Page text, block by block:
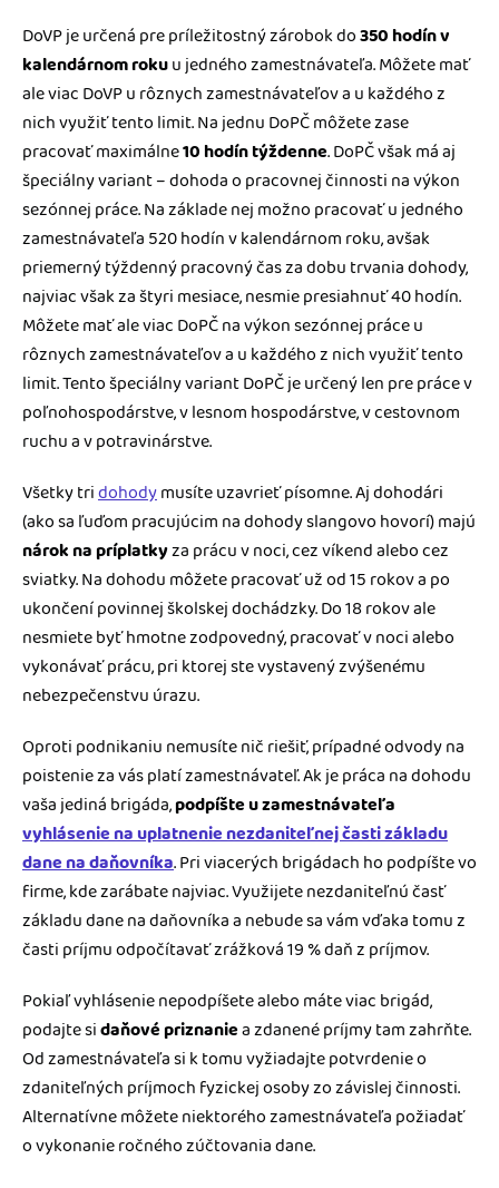
DoVP je určená pre príležitostný zárobok do350 hodín v
kalendárnom rokuu jedného zamestnávateľa. Môžete mať
ale viac DoVP u rôznych zamestnávateľov a u každého z
nich využiť tento limit. Na jednu DoPČ môžete zase
pracovať maximálne10 hodín týždenne. DoPČ však má aj
špeciálny variant – dohoda o pracovnej činnosti na výkon
sezónnej práce. Na základe nej možno pracovať u jedného
zamestnávateľa 520 hodín v kalendárnom roku, avšak
priemerný týždenný pracovný čas za dobu trvania dohody,
najviac však za štyri mesiace, nesmie presiahnuť 40 hodín.
Môžete mať ale viac DoPČ na výkon sezónnej práce u
rôznych zamestnávateľov a u každého z nich využiť tento
limit. Tento špeciálny variant DoPČ je určený len pre práce v
poľnohospodárstve, v lesnom hospodárstve, v cestovnom
ruchu a v potravinárstve.
Všetky tridohodymusíte uzavrieť písomne. Aj dohodári
(ako sa ľuďom pracujúcim na dohody slangovo hovorí) majú
nárok na príplatkyza prácu v noci, cez víkend alebo cez
sviatky. Na dohodu môžete pracovať už od 15 rokov a po
ukončení povinnej školskej dochádzky. Do 18 rokov ale
nesmiete byť hmotne zodpovedný, pracovať v noci alebo
vykonávať ​​prácu, pri ktorej ste vystavený zvýšenému
nebezpečenstvu úrazu.
Oproti podnikaniu nemusíte nič riešiť, prípadné odvody na
poistenie za vás platí zamestnávateľ. Ak je práca na dohodu
vaša jediná brigáda,podpíšte u zamestnávateľa
vyhlásenie na uplatnenie nezdaniteľnej časti základu
dane na daňovníka. Pri viacerých brigádach ho podpíšte vo
firme, kde zarábate najviac. Využijete nezdaniteľnú časť
základu dane na daňovníka a nebude sa vám vďaka tomu z
časti príjmu odpočítavať zrážková 19 % daň z príjmov.
Pokiaľ vyhlásenie nepodpíšete alebo máte viac brigád,
podajte sidaňové priznaniea zdanené príjmy tam zahrňte.
Od zamestnávateľa si k tomu vyžiadajte potvrdenie o
zdaniteľných príjmoch fyzickej osoby zo závislej činnosti.
Alternatívne môžete niektorého zamestnávateľa požiadať
o vykonanie ročného zúčtovania dane.